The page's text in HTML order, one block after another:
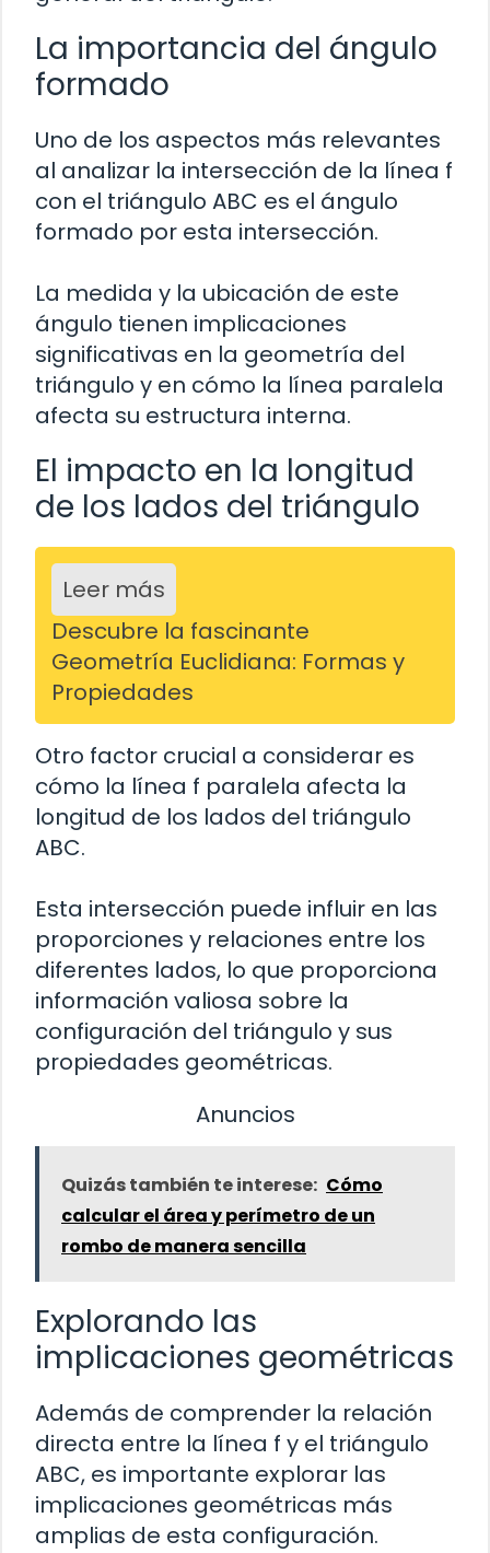
La importancia del ángulo
formado
Uno de los aspectos más relevantes
al analizar la intersección de la línea f
con el triángulo ABC es el ángulo
formado por esta intersección.
La medida y la ubicación de este
ángulo tienen implicaciones
significativas en la geometría del
triángulo y en cómo la línea paralela
afecta su estructura interna.
El impacto en la longitud
de los lados del triángulo
Leer más
Descubre la fascinante
Geometría Euclidiana: Formas y
Propiedades
Otro factor crucial a considerar es
cómo la línea f paralela afecta la
longitud de los lados del triángulo
ABC.
Esta intersección puede influir en las
proporciones y relaciones entre los
diferentes lados, lo que proporciona
información valiosa sobre la
configuración del triángulo y sus
propiedades geométricas.
Anuncios
Quizás también te interese: Cómo
calcular el área y perímetro de un
rombo de manera sencilla
Explorando las
implicaciones geométricas
Además de comprender la relación
directa entre la línea f y el triángulo
ABC, es importante explorar las
implicaciones geométricas más
amplias de esta configuración.